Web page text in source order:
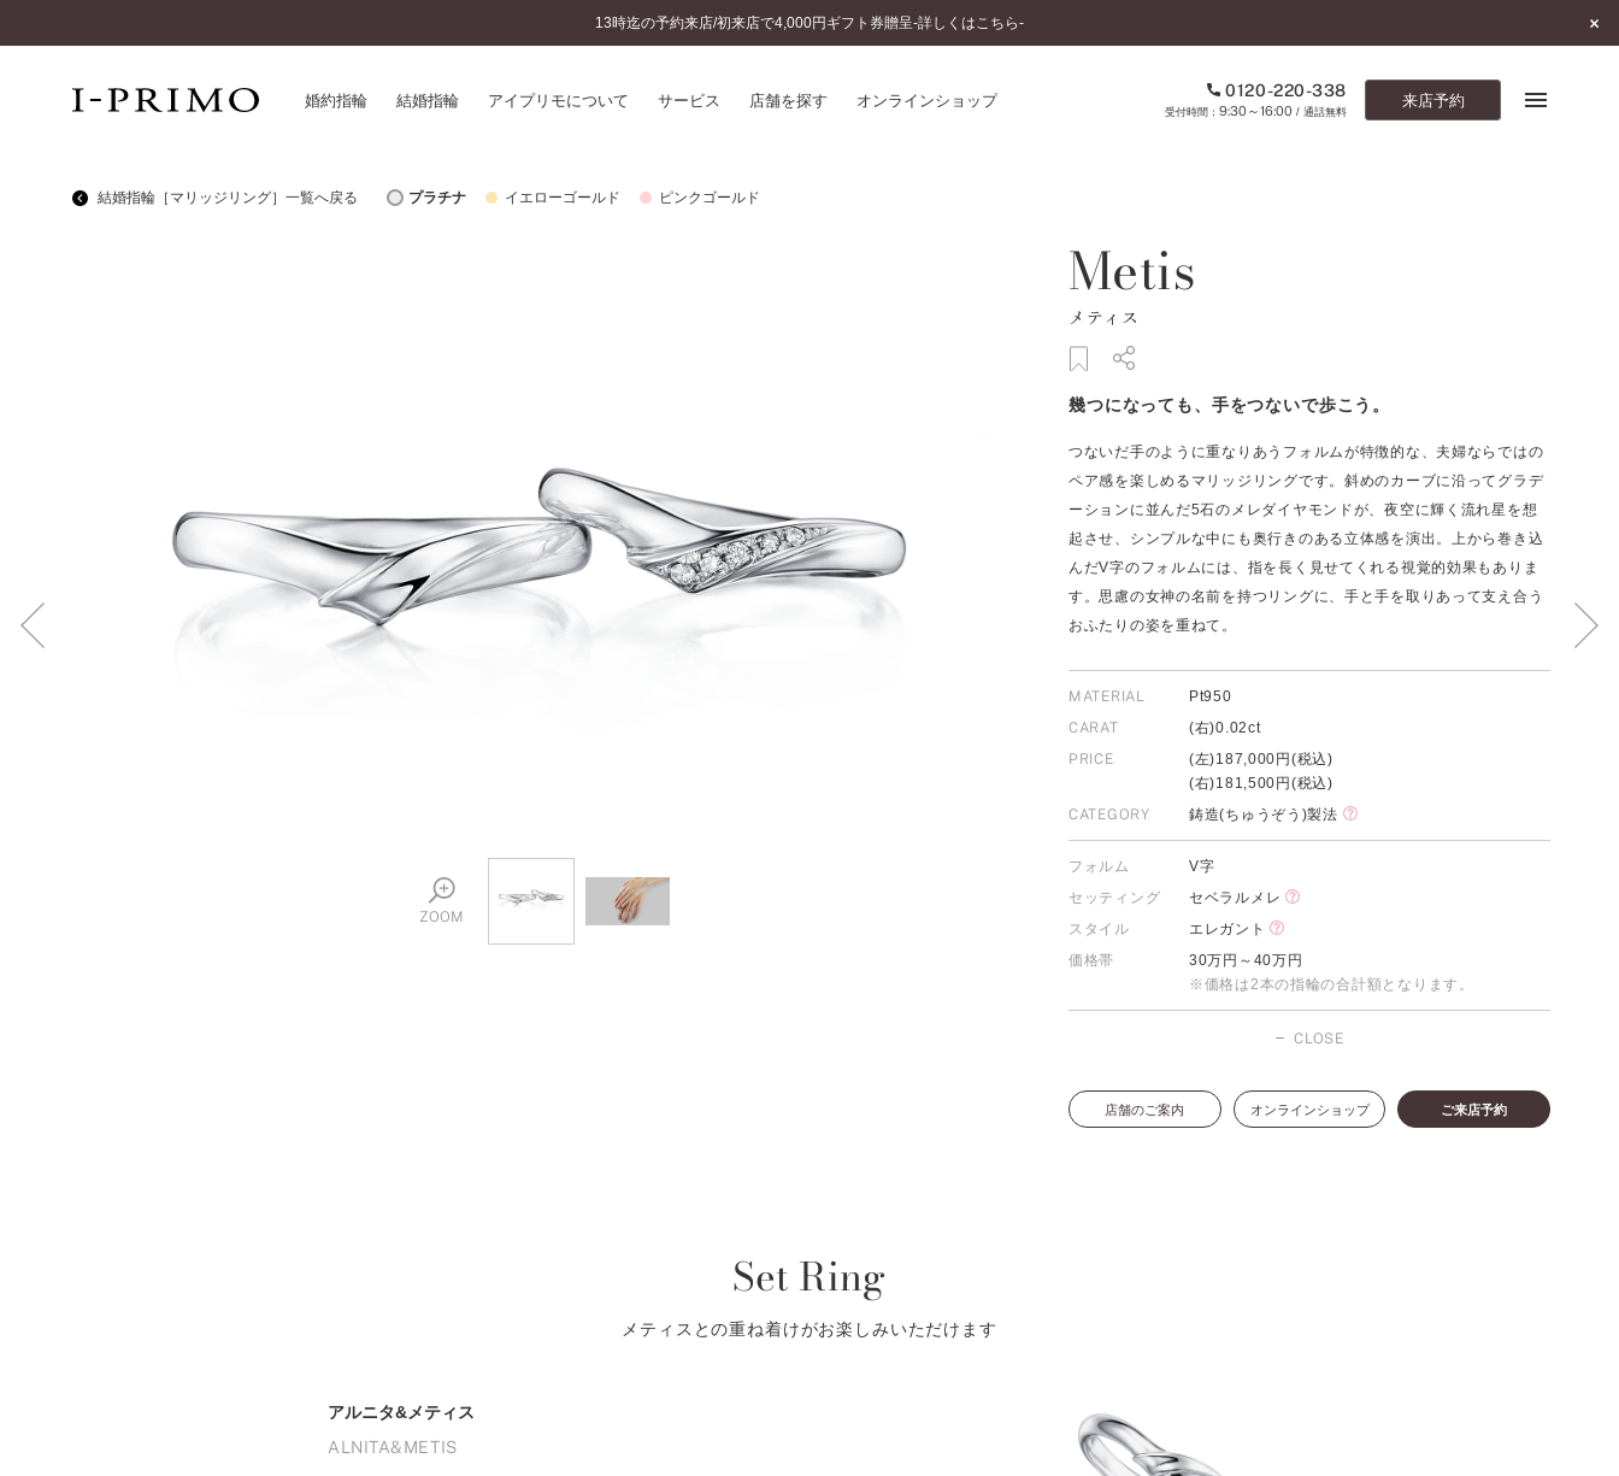
13時迄の予約来店/初来店で4,000円ギフト券贈呈-詳しくはこちら-
婚約指輪 結婚指輪 アイプリモについて サービス 店舗を探す オンラインショップ 0120-220-338
9:30～16:00/ 通話無料
来店予約
ダイヤモンドシェイプコレクション
ペールブラウンゴールド
アフターサービス
ご購入方法・仕上げ日数
プロミスダイヤモンド&バースストー
ン
ブライダルアイテム
よくあるご質問
0120-220-338
カタログ請求
お問い合わせ
結婚指輪［マリッジリング］一覧へ戻る プラチナ イエローゴールド ピンクゴールド
ZOOM
Metis
メティス
幾つになっても、手をつないで歩こう。
つないだ手のように重なりあうフォルムが特徴的な、夫婦ならではの
ペア感を楽しめるマリッジリングです。斜めのカーブに沿ってグラデ
ーションに並んだ5石のメレダイヤモンドが、夜空に輝く流れ星を想
起させ、シンプルな中にも奥行きのある立体感を演出。上から巻き込
んだV字のフォルムには、指を長く見せてくれる視覚的効果もありま
す。思慮の女神の名前を持つリングに、手と手を取りあって支え合う
おふたりの姿を重ねて。
MATERIAL
Pt950
CARAT
(右)0.02ct
PRICE
(左)187,000円(税込)
(右)181,500円(税込)
CATEGORY
鋳造(ちゅうぞう)製法
フォルム
V字
セッティング
セベラルメレ
スタイル
エレガント
価格帯
30万円～40万円
※価格は2本の指輪の合計額となります。
CLOSE
店舗のご案内 オンラインショップ ご来店予約
Set Ring
メティスとの重ね着けがお楽しみいただけます
アルニタ&メティス
ALNITA&METIS